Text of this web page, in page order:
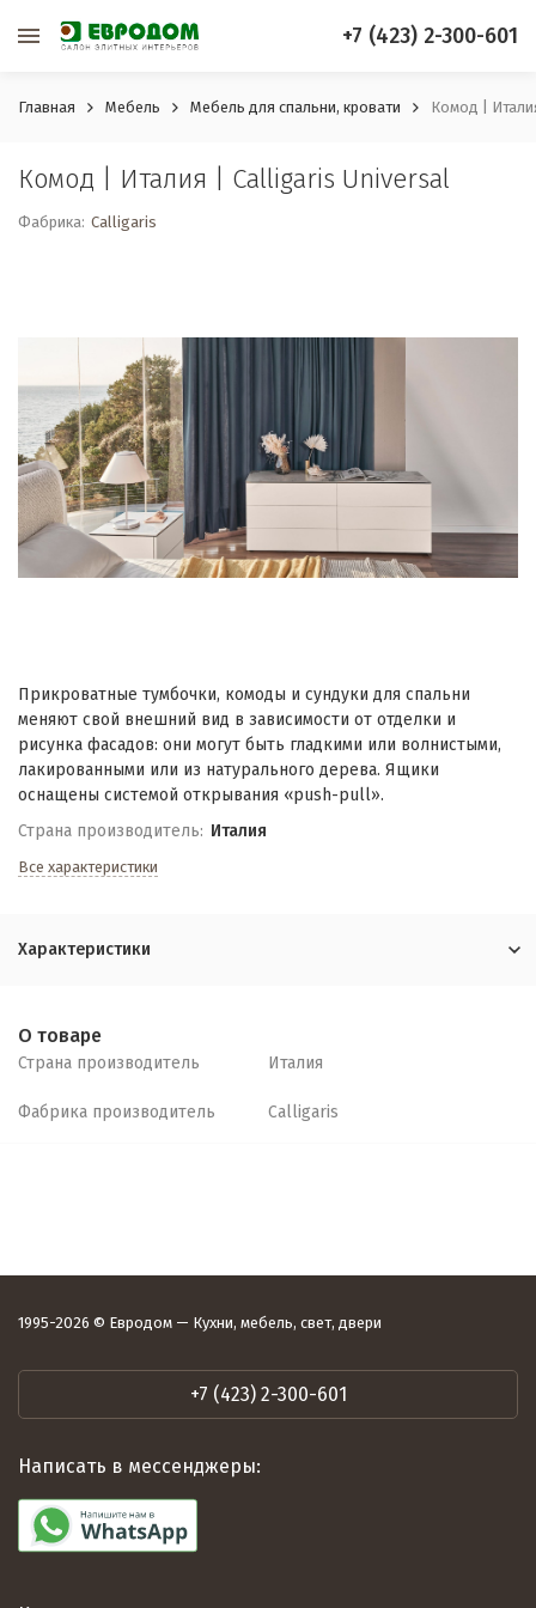
+7 (423) 2-300-601
Главная Мебель Мебель для спальни, кровати Комод |
Комод | Италия | Calligaris Universal
Фабрика: Calligaris
Прикроватные тумбочки, комоды и сундуки для спальни
меняют свой внешний вид в зависимости от отделки и
рисунка фасадов: они могут быть гладкими или волнистыми,
лакированными или из натурального дерева. Ящики
оснащены системой открывания «push-pull».
Страна производитель: Италия
Все характеристики
Характеристики
О товаре
Страна производитель Италия
Фабрика производитель Calligaris
1995-2026 © Евродом — Кухни, мебель, свет, двери
+7 (423) 2-300-601
Написать в мессенджеры: